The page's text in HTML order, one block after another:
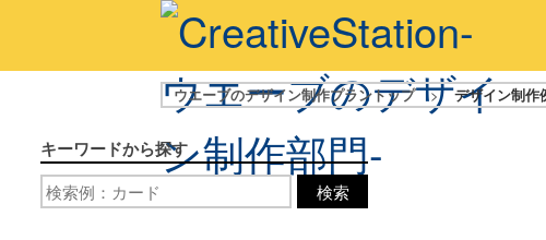
ウエーブのデザイン制作プラントップ > デザイン制作
キーワードから探す
検索